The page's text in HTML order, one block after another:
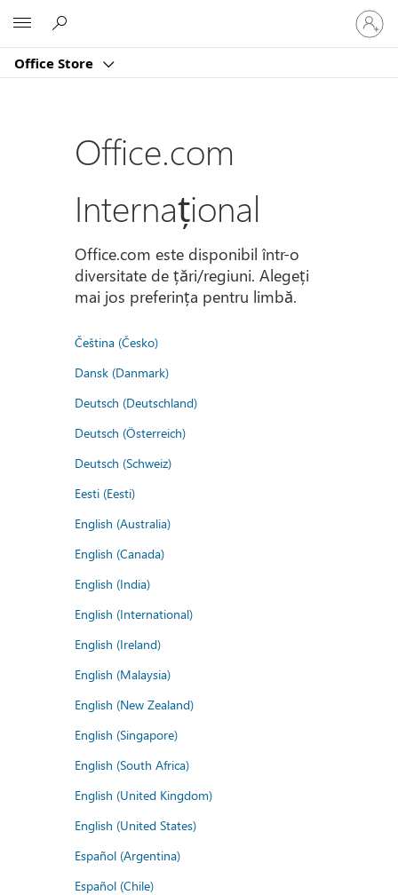
Office Store
vă
la
dvs.
Office.com
Internațional
Office.com este disponibil într-o
diversitate de țări/regiuni. Alegeți
mai jos preferința pentru limbă.
Čeština (Česko)
Dansk (Danmark)
Deutsch (Deutschland)
Deutsch (Österreich)
Deutsch (Schweiz)
Eesti (Eesti)
English (Australia)
English (Canada)
English (India)
English (International)
English (Ireland)
English (Malaysia)
English (New Zealand)
English (Singapore)
English (South Africa)
English (United Kingdom)
English (United States)
Español (Argentina)
Español (Chile)